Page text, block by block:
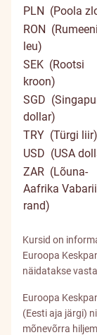
PLN (Poola
RON
leu)
SEK (Rootsi
kroon)
SGD
dollar)
TRY (Türgi liir)
USD (USA
ZAR (Lõuna-
Aafrika
rand)
Kursid on
Euroopa
näidatakse
Euroopa
(Eesti aja järgi)
mõnevõrra